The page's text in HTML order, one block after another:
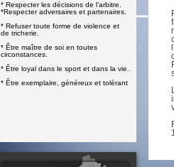
* Respecter les décisions de l’arbitre.
*Respecter adversaires et partenaires.
* Refuser toute forme de violence et
de tricherie.
* Être maître de soi en toutes
circonstances.
* Être loyal dans le sport et dans la vie.
* Être exemplaire, généreux et tolérant